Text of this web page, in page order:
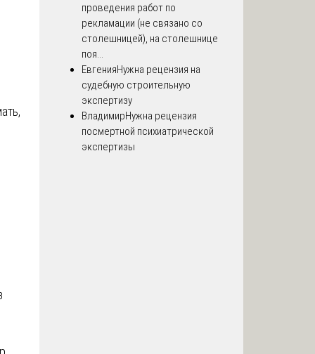
проведения работ по
рекламации (не связано со
столешницей), на столешнице
поя...
ЕвгенияНужна рецензия на
судебную строительную
экспертизу
ВладимирНужна рецензия
посмертной психиатрической
экспертизы